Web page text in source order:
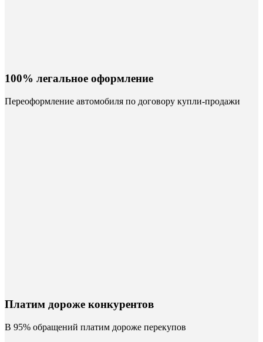
100% легальное оформление
Переоформление автомобиля по договору купли-продажи
Платим дороже конкурентов
В 95% обращений платим дороже перекупов